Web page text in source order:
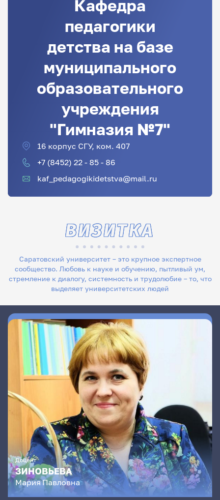
Кафедра
педагогики
детства на базе
муниципального
образовательного
учреждения
"Гимназия №7"
16 корпус СГУ, ком. 407
+7 (8452) 22 - 85 - 86
kaf_pedagogikidetstva@mail.ru
Саратовский университет – это крупное экспертное
сообщество. Любовь к науке и обучению, пытливый ум,
стремление к диалогу, системность и трудолюбие – то, что
выделяет университетских людей
ВИЗИТКА
Доцент
ЗИНОВЬЕВА
МарияПавловна